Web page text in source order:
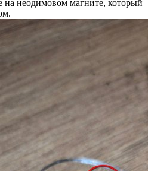
на неодимовом магните, который